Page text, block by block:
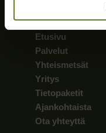
Etusivu
Palvelut
Yhteismetsät
Yritys
Tietopaketit
Ajankohtaista
Ota yhteyttä